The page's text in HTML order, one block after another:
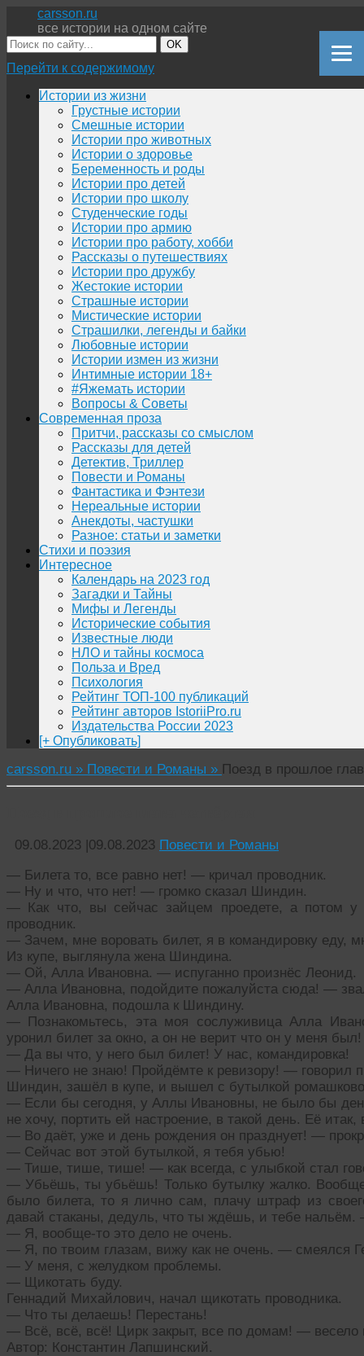
carsson.ru
все истории на одном сайте
OK
Перейти к содержимому
Истории из жизни
Грустные истории
Смешные истории
Истории про животных
Истории о здоровье
Беременность и роды
Истории про детей
Истории про школу
Студенческие годы
Истории про армию
Истории про работу, хобби
Рассказы о путешествиях
Истории про дружбу
Жестокие истории
Страшные истории
Мистические истории
Страшилки, легенды и байки
Любовные истории
Истории измен из жизни
Интимные истории 18+
#Яжемать истории
Вопросы & Советы
Современная проза
Притчи, рассказы со смыслом
Рассказы для детей
Детектив, Триллер
Повести и Романы
Фантастика и Фэнтези
Нереальные истории
Анекдоты, частушки
Разное: статьи и заметки
Стихи и поэзия
Интересное
Календарь на 2023 год
Загадки и Тайны
Мифы и Легенды
Исторические события
Известные люди
НЛО и тайны космоса
Польза и Вред
Психология
Рейтинг ТОП-100 публикаций
Рейтинг авторов IstoriiPro.ru
Издательства России 2023
[+ Опубликовать]
carsson.ru » Повести и Романы » Поезд в прошлое
09.08.2023 |09.08.2023 Повести и Романы
— Билета то, все равно нет! — кричал проводник.
— Ну и что, что нет! — громко сказал Шиндин.
— Как что, вы сейчас зайцем проедете, а потом у
проводник.
— Зачем, мне воровать билет, я в командировку еду,
Из купе, выглянула жена Шиндина.
— Ой, Алла Ивановна. — испуганно произнёс Леонид.
— Алла Ивановна, подойдите пожалуйста сюда! —
Алла Ивановна, подошла к Шиндину.
— Познакомьтесь, эта моя сослуживица Алла
уронил билет за окно, а он не верит что он у меня был!
— Да вы что, у него был билет! У нас, командировка!
— Ничего не знаю! Пройдёмте к ревизору! — говорил
Шиндин, зашёл в купе, и вышел с бутылкой
— Если бы сегодня, у Аллы Ивановны, не было бы
не хочу, портить ей настроение, в такой день. Её
— Во даёт, уже и день рождения он празднует! —
— Сейчас вот этой бутылкой, я тебя убью!
— Тише, тише, тише! — как всегда, с улыбкой стал
— Убьёшь, ты убьёшь! Только бутылку жалко.
было билета, то я лично сам, плачу штраф из
давай стаканы, дедуль, что ты ждёшь, и тебе нальём.
— Я, вообще-то это дело не очень.
— Я, по твоим глазам, вижу как не очень. — смеялся
— У меня, с желудком проблемы.
— Щикотать буду.
Геннадий Михайлович, начал щикотать проводника.
— Что ты делаешь! Перестань!
— Всё, всё, всё! Цирк закрыт, все по домам! — весело
Автор: Константин Лапшинский.